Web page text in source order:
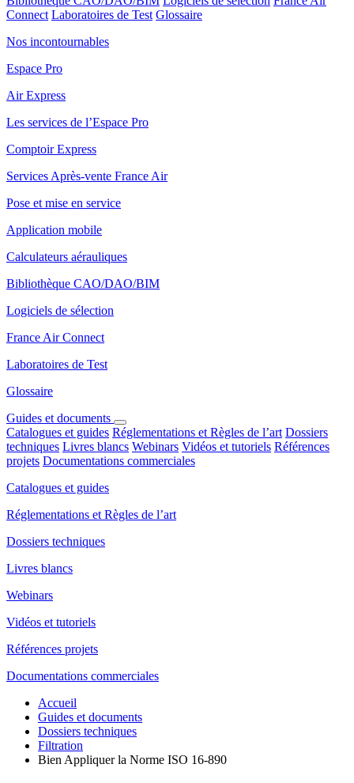
Connect Laboratoires de Test Glossaire
Nos incontournables
Espace Pro
Air Express
Les services de l’Espace Pro
Comptoir Express
Services Après-vente France Air
Pose et mise en service
Application mobile
Calculateurs aérauliques
Bibliothèque CAO/DAO/BIM
Logiciels de sélection
France Air Connect
Laboratoires de Test
Glossaire
Guides et documents
Catalogues et guides Réglementations et Règles de l’art Dossiers
techniques Livres blancs Webinars Vidéos et tutoriels Références
projets Documentations commerciales
Catalogues et guides
Réglementations et Règles de l’art
Dossiers techniques
Livres blancs
Webinars
Vidéos et tutoriels
Références projets
Documentations commerciales
Accueil
Guides et documents
Dossiers techniques
Filtration
Bien Appliquer la Norme ISO 16-890